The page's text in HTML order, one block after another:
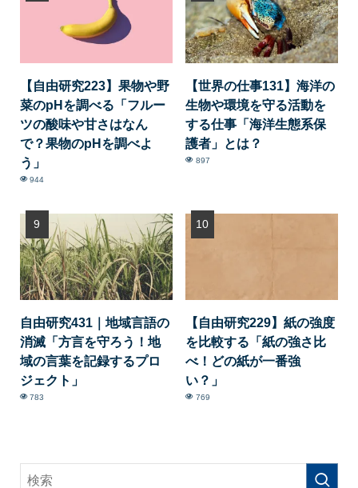
【自由研究223】果物や野
菜のpHを調べる「フルー
ツの酸味や甘さはなん
で？果物のpHを調べよ
う」
944
【世界の仕事131】海洋の
生物や環境を守る活動を
する仕事「海洋生態系保
護者」とは？
897
自由研究431｜地域言語の
消滅「方言を守ろう！地
域の言葉を記録するプロ
ジェクト」
783
【自由研究229】紙の強度
を比較する「紙の強さ比
べ！どの紙が一番強
い？」
769